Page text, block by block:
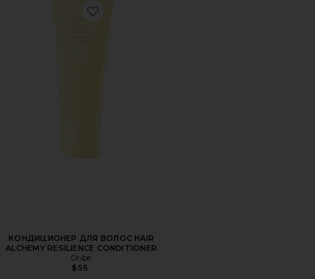
Favorite КОНДИЦИОНЕР ДЛЯ ВОЛОС HAIR ALCHEMY
КОНДИЦИОНЕР ДЛЯ ВОЛОС HAIR
ALCHEMY RESILIENCE CONDITIONER
Oribe
$55